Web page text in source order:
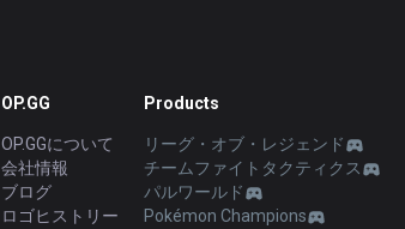
OP.GG
OP.GGについて
会社情報
ブログ
ロゴヒストリー
Products
リーグ・オブ・レジェンド
チームファイトタクティクス
パルワールド
Pokémon Champions